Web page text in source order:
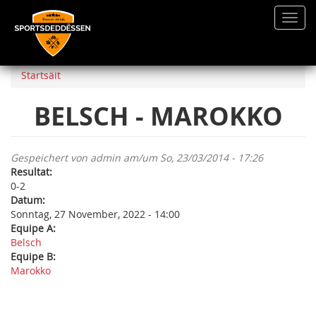
zum
InhaltStartsäit
BELSCH - MAROKKO
Gespeichert von admin am/um So, 23/03/2014 - 17:26
Resultat:
0-2
Datum:
Sonntag, 27 November, 2022 - 14:00
Equipe A:
Belsch
Equipe B:
Marokko